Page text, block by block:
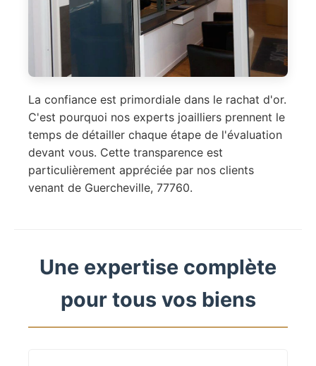
La confiance est primordiale dans le rachat d'or.
C'est pourquoi nos experts joailliers prennent le
temps de détailler chaque étape de l'évaluation
devant vous. Cette transparence est
particulièrement appréciée par nos clients
venant de Guercheville, 77760.
Une expertise complète
pour tous vos biens